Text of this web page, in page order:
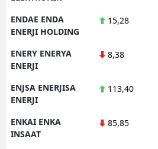
ENDAE ENDA
ENERJI HOLDING
15,28
ENERY ENERYA
ENERJI
8,38
ENJSA ENERJISA
ENERJI
113,40
ENKAI ENKA
INSAAT
85,85